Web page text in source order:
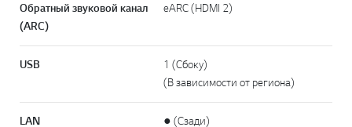
Обратный звуковой канал
(ARC)
eARC (HDMI 2)
USB
1 (Сбоку)
(В зависимости от региона)
LAN ● (Сзади)